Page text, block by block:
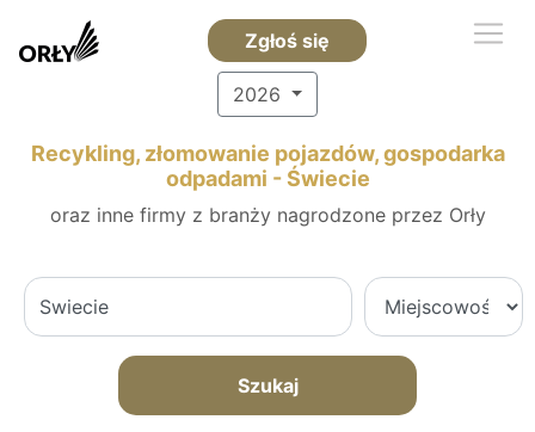
Zgłoś się
2026
Recykling, złomowanie pojazdów, gospodarka
odpadami - Świecie
oraz inne firmy z branży nagrodzone przez Orły
Szukaj